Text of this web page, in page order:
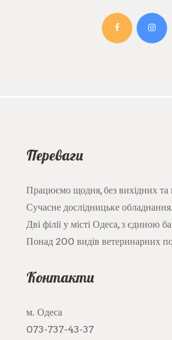
Переваги
Працюємо щодня, без вихідних та
Сучасне дослідницьке обладнання.
Дві філії у місті Одеса, з єдиною
Понад 200 видів ветеринарних
Контакти
м. Одеса
073-737-43-37